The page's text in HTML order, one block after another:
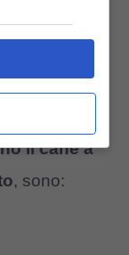
il cane a
, sono: